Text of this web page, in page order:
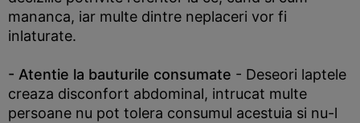
mananca, iar multe dintre neplaceri vor fi
inlaturate.
- Atentie la bauturile consumate - Deseori laptele
creaza disconfort abdominal, intrucat multe
persoane nu pot tolera consumul acestuia si nu-l